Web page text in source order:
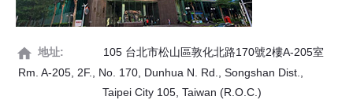
地址:
105 台北市松山區敦化北路170號2樓A-205室
Rm. A-205, 2F., No. 170, Dunhua N. Rd., Songshan Dist.,
Taipei City 105, Taiwan (R.O.C.)